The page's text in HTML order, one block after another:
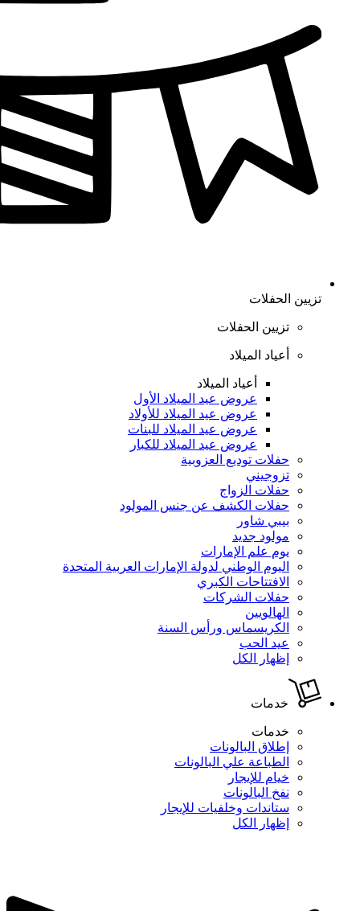
تزيين الحفلات
تزيين الحفلات
أعياد الميلاد
أعياد الميلاد
عروض عيد الميلاد الأول
عروض عيد الميلاد للأولاد
عروض عيد الميلاد للبنات
عروض عيد الميلاد للكبار
حفلات توديع العزوبية
تزوجيني
حفلات الزواج
حفلات الكشف عن جنس المولود
بيبي شاور
مولود جديد
يوم علم الإمارات
اليوم الوطني لدولة الإمارات العربية المتحدة
الافتتاحات الكبري
حفلات الشركات
الهالويين
الكريسماس ورأس السنة
عيد الحب
إظهار الكل
خدمات
خدمات
إطلاق البالونات
الطباعة علي البالونات
خيام للإيجار
نفخ البالونات
ستاندات وخلفيات للإيجار
إظهار الكل